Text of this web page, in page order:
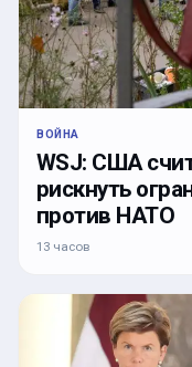
ВОЙНА
WSJ: США
рискнуть
против НАТО
13 часов